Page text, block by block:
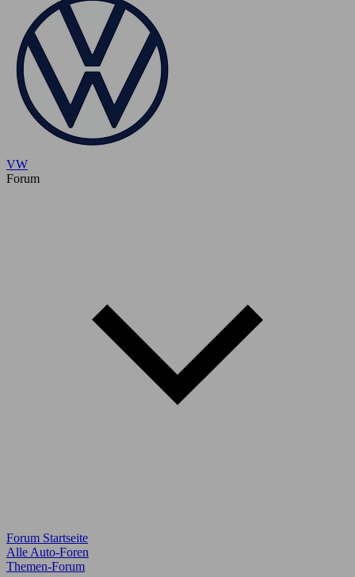
VW
Forum
Forum Startseite
Alle Auto-Foren
Themen-Forum